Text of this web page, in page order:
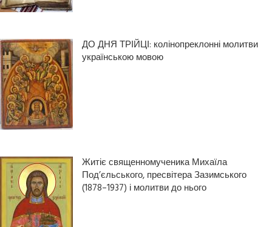
ДО ДНЯ ТРІЙЦІ: колінопреклонні молитви
українською мовою
Житіє священномученика Михаїла
Под’єльського, пресвітера Зазимського
(1878–1937) і молитви до нього